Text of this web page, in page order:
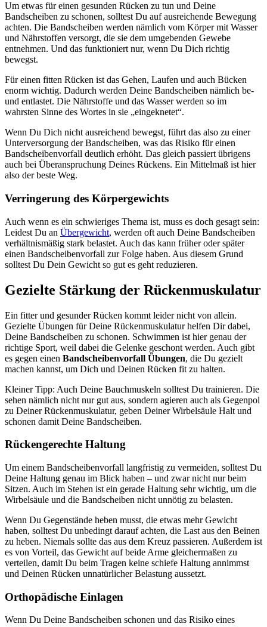
Um etwas für einen gesunden Rücken zu tun und Deine
Bandscheiben zu schonen, solltest Du auf ausreichende Bewegung
achten. Die Bandscheiben werden nämlich vom Körper mit Wasser
und Nährstoffen versorgt, die sie dem umgebenden Gewebe
entnehmen. Und das funktioniert nur, wenn Du Dich richtig
bewegst.
Für einen fitten Rücken ist das Gehen, Laufen und auch Bücken
enorm wichtig. Dadurch werden Deine Bandscheiben nämlich be-
und entlastet. Die Nährstoffe und das Wasser werden so im
wahrsten Sinne des Wortes in sie „eingeknetet“.
Wenn Du Dich nicht ausreichend bewegst, führt das also zu einer
Unterversorgung der Bandscheiben, was das Risiko für einen
Bandscheibenvorfall deutlich erhöht. Das gleich passiert übrigens
auch bei Überanspruchung Deines Rückens. Ein Mittelmaß ist hier
also der beste Weg.
Verringerung des Körpergewichts
Auch wenn es ein schwieriges Thema ist, muss es doch gesagt sein:
Leidest Du an Übergewicht, werden oft auch Deine Bandscheiben
verhältnismäßig stark belastet. Auch das kann früher oder später
einen Bandscheibenvorfall zur Folge haben. Aus diesem Grund
solltest Du Dein Gewicht so gut es geht reduzieren.
Gezielte Stärkung der Rückenmuskulatur
Ein fitter und gesunder Rücken kommt leider nicht von allein.
Gezielte Übungen für Deine Rückenmuskulatur helfen Dir dabei,
Deine Bandscheiben zu schonen. Schwimmen ist hier genau der
richtige Sport, weil dabei die Gelenke geschont werden. Auch gibt
es gegen einen Bandscheibenvorfall Übungen, die Du gezielt
machen kannst, um Dich und Deinen Rücken fit zu halten.
Kleiner Tipp: Auch Deine Bauchmuskeln solltest Du trainieren. Die
sehen nämlich nicht nur gut aus, sondern agieren auch als Gegenpol
zu Deiner Rückenmuskulatur, geben Deiner Wirbelsäule Halt und
schonen damit Deine Bandscheiben.
Rückengerechte Haltung
Um einem Bandscheibenvorfall langfristig zu vermeiden, solltest Du
Deine Haltung genau im Blick haben – und zwar nicht nur beim
Sitzen. Auch im Stehen ist ein gerade Haltung sehr wichtig, um die
Wirbelsäule und die Bandscheiben nicht unnötig zu belasten.
Wenn Du Gegenstände heben musst, die etwas mehr Gewicht
haben, solltest Du unbedingt darauf achten, die Last aus den Beinen
zu heben. Niemals sollte das aus dem Kreuz passieren. Außerdem ist
es von Vorteil, das Gewicht auf beide Arme gleichermaßen zu
verteilen, damit Du beim Tragen keine schiefe Haltung annimmst
und Deinen Rücken unnatürlicher Belastung aussetzt.
Orthopädische Einlagen
Wenn Du Deine Bandscheiben schonen und das Risiko eines